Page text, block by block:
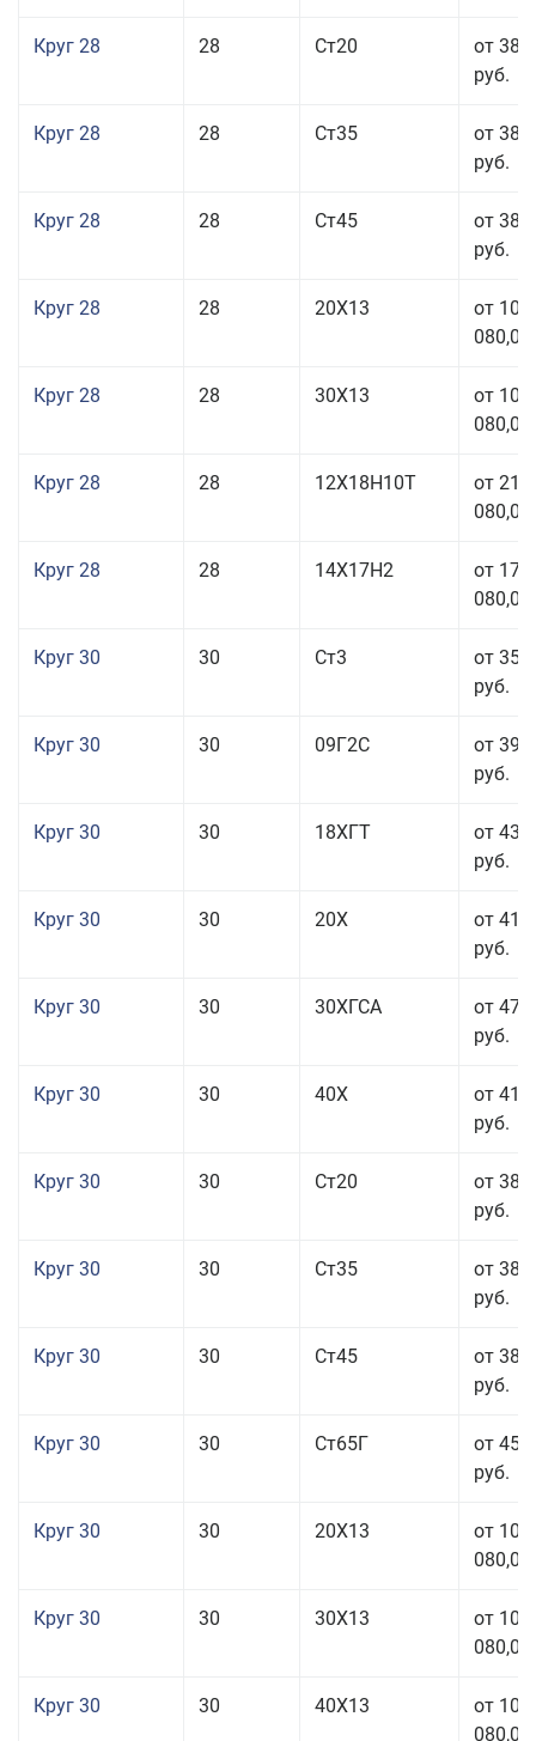
Круг 28 28 Ст20
от 38
руб.
Круг 28 28 Ст35
от 38
руб.
Круг 28 28 Ст45
от 38
руб.
Круг 28 28 20Х13
от 103
080,00
Круг 28 28 30Х13
от 103
080,00
Круг 28 28 12Х18Н10Т
от 210
080,00
Круг 28 28 14Х17Н2
от 179
080,00
Круг 30 30 Ст3
от 35
руб.
Круг 30 30 09Г2С
от 39
руб.
Круг 30 30 18ХГТ
от 43
руб.
Круг 30 30 20Х
от 41
руб.
Круг 30 30 30ХГСА
от 47
руб.
Круг 30 30 40Х
от 41
руб.
Круг 30 30 Ст20
от 38
руб.
Круг 30 30 Ст35
от 38
руб.
Круг 30 30 Ст45
от 38
руб.
Круг 30 30 Ст65Г
от 45
руб.
Круг 30 30 20Х13
от 101
080,00
Круг 30 30 30Х13
от 101
080,00
Круг 30 30 40Х13
от 101
080,00